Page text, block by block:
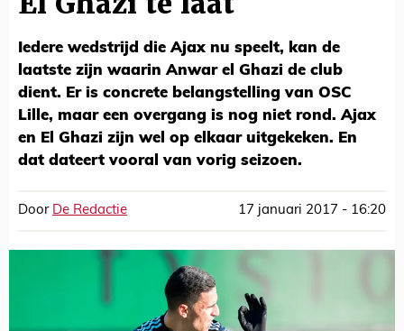
Iedere wedstrijd die Ajax nu speelt, kan de
laatste zijn waarin Anwar el Ghazi de club
dient. Er is concrete belangstelling van OSC
Lille, maar een overgang is nog niet rond. Ajax
en El Ghazi zijn wel op elkaar uitgekeken. En
dat dateert vooral van vorig seizoen.
Door De Redactie 17 januari 2017 - 16:20